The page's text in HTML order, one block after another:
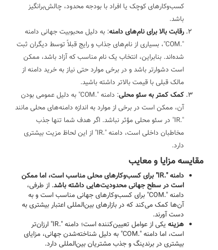
کسب‌وکارهای کوچک یا افراد با بودجه محدود، چالش‌برانگیز
باشد.
رقابت بالا برای نام‌های دامنه: به دلیل محبوبیت جهانی دامنه
".COM"، بسیاری از نام‌های جذاب و رایج قبلاً توسط دیگران ثبت
شده‌اند. بنابراین، انتخاب یک نام مناسب که آزاد باشد، ممکن
است دشوارتر باشد و در برخی موارد حتی نیاز به خرید دامنه از
مالک قبلی با قیمت بالاتر داشته باشید.
کمک کمتر به سئو محلی
: دامنه ".COM" به دلیل عمومی بودن
آن، ممکن است در برخی از موارد به اندازه دامنه‌های محلی مانند
".IR" در سئو محلی مؤثر نباشد. اگر هدف شما تنها جذب
مخاطبان داخلی است، دامنه ".IR" از این لحاظ مزیت بیشتری
دارد.
مقایسه مزایا و معایب
دامنه ".IR" برای کسب‌وکارهای محلی مناسب است، اما ممکن
است در سطح جهانی محدودیت‌هایی داشته باشد. از طرفی،
دامنه ".COM" برای کسب‌وکارهای جهانی مناسب است و به
آن‌ها کمک می‌کند که در بازارهای بین‌المللی اعتبار بیشتری به
دست آورند.
هزینه
یکی از عوامل تعیین‌کننده است؛ دامنه ".IR" ارزان‌تر
است، اما دامنه ".COM" به دلیل شناخته‌شدن جهانی، مزایای
بیشتری در برندینگ و جذب مشتریان بین‌المللی دارد.